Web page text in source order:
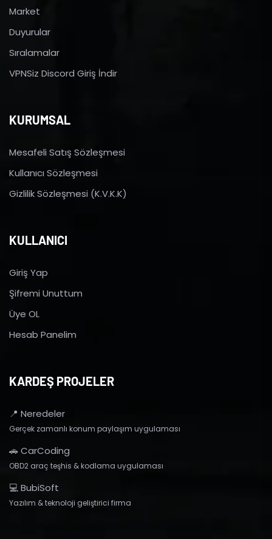
Market
Duyurular
Sıralamalar
VPNSiz Discord Giriş İndir
KURUMSAL
Mesafeli Satış Sözleşmesi
Kullanıcı Sözleşmesi
Gizlilik Sözleşmesi (K.V.K.K)
KULLANICI
Giriş Yap
Şifremi Unuttum
Üye OL
Hesab Panelim
KARDEŞ PROJELER
📍 Neredeler
Gerçek zamanlı konum paylaşım uygulaması
🚗 CarCoding
OBD2 araç teşhis & kodlama uygulaması
💻 BubiSoft
Yazılım & teknoloji geliştirici firma